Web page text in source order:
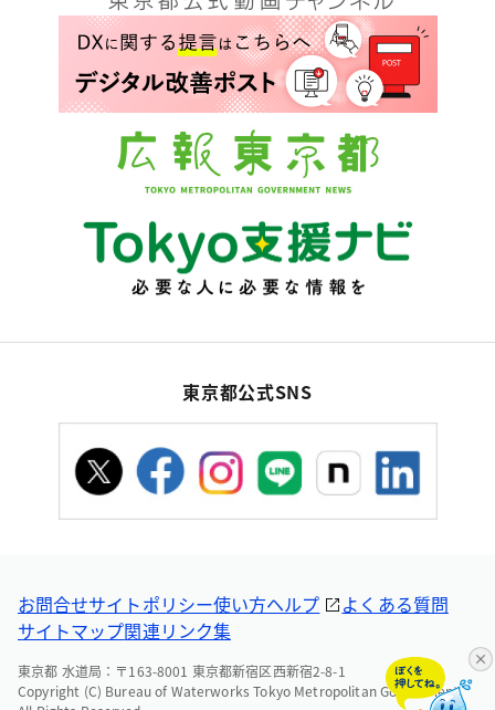
東京都公式SNS
お問合せサイトポリシー使い方ヘルプ
よくある質問
サイトマップ関連リンク集
東京都 水道局：〒163-8001 東京都新宿区西新宿2-8-1
Copyright (C) Bureau of Waterworks Tokyo Metropolitan Government.